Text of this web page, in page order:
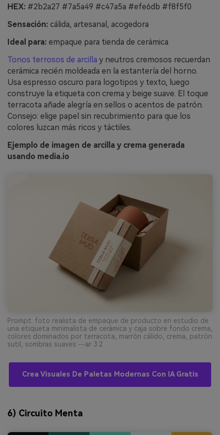
HEX: #2b2a27 #7a5a49 #c47a5a #efe6db #f8f5f0
Sensación: cálida, artesanal, acogedora
Ideal para: empaque para tienda de cerámica
Tonos terrosos de arcilla y neutros cremosos recuerdan
cerámica recién moldeada en la estantería del horno.
Usa espresso oscuro para logotipos y texto, luego
construye la etiqueta con crema y beige suave. El toque
terracota añade alegría en sellos o acentos de patrón.
Consejo: elige papel sin recubrimiento para que los
colores luzcan más ricos y táctiles.
Ejemplo de imagen de arcilla y crema generada
usando media.io
Prompt: foto realista de empaque de producto en estudio de
una etiqueta minimalista de cerámica y caja sobre fondo crema,
colores dominados por terracota, marrón cálido, crema, patrón
sutil, sombras suaves --ar 3:2
Crea Visuales De Paletas Modernas Con IA Gratis
6) Circuito Menta